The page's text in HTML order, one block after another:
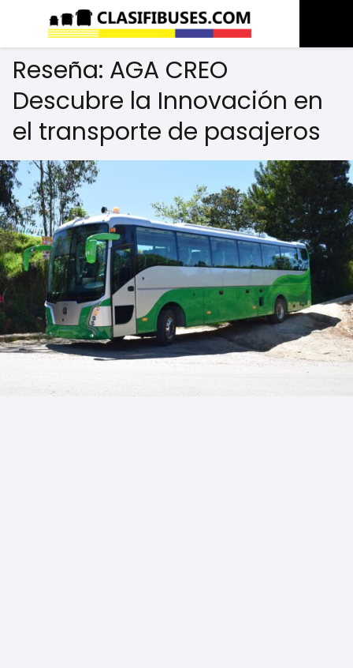
Reseña: AGA CREO
Descubre la Innovación en
el transporte de pasajeros